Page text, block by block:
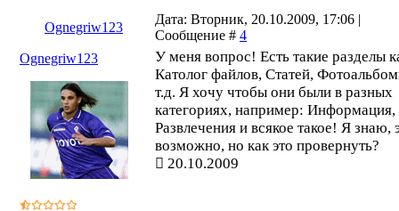
Ognegriw123
Дата: Вторник, 20.10.2009, 17:06 |
Сообщение # 4
Ognegriw123
У меня вопрос! Есть такие разделы
Католог файлов, Статей,
т.д. Я хочу чтобы они были в разных
категориях, например: Информация,
Развлечения и всякое такое! Я знаю,
возможно, но как это провернуть?
20.10.2009